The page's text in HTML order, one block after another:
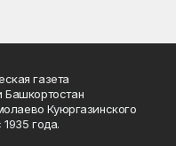
газета
Башкортостан
Куюргазинского
года.